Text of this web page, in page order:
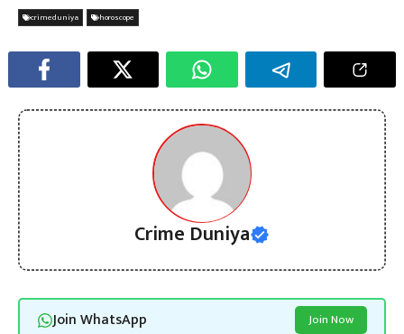
crimeduniya horoscope
Crime Duniya
Join WhatsApp Join Now